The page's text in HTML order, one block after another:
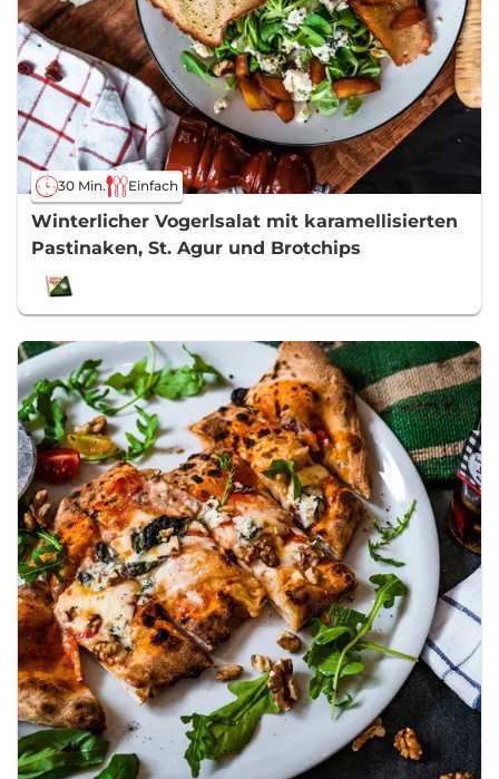
30 Min. Einfach
Winterlicher Vogerlsalat mit karamellisierten
Pastinaken, St. Agur und Brotchips